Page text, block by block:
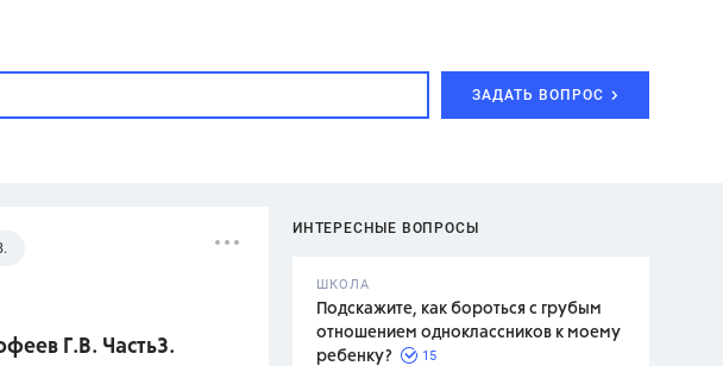
ЗАДАТЬ ВОПРОС
задание
ИНТЕРЕСНЫЕ ВОПРОСЫ
ШКОЛА
Подскажите, как бороться с грубым
отношением одноклассников к моему
ребенку?
15
Г.В. Часть3.